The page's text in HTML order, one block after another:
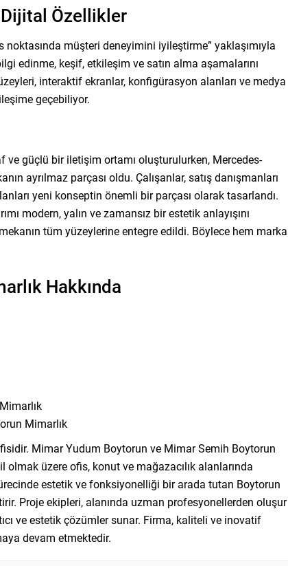
Özellikler
müşteri deneyimini iyileştirme” yaklaşımıyla
edinme, keşif, etkileşim ve satın alma aşamalarını
interaktif ekranlar, konfigürasyon alanları ve medya
geçebiliyor.
güçlü bir iletişim ortamı oluşturulurken, Mercedes-
ayrılmaz parçası oldu. Çalışanlar, satış danışmanları
yeni konseptin önemli bir parçası olarak tasarlandı.
modern, yalın ve zamansız bir estetik anlayışını
tüm yüzeylerine entegre edildi. Böylece hem marka
Hakkında
Mimarlık
Mimar Yudum Boytorun ve Mimar Semih Boytorun
üzere ofis, konut ve mağazacılık alanlarında
estetik ve fonksiyonelliği bir arada tutan Boytorun
Proje ekipleri, alanında uzman profesyonellerden oluşur
ve estetik çözümler sunar. Firma, kaliteli ve inovatif
devam etmektedir.